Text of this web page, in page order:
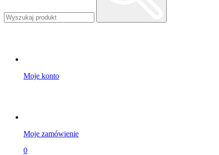
Moje konto
Moje zamówienie
0